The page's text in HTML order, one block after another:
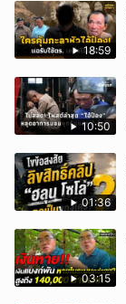
18:59
10:50
01:36
03:15